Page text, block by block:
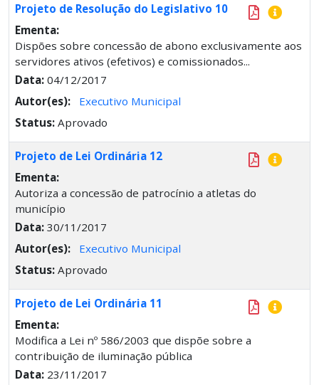
Projeto de Resolução do Legislativo 10
Ementa:
Dispões sobre concessão de abono exclusivamente aos
servidores ativos (efetivos) e comissionados...
Data: 04/12/2017
Autor(es):
Executivo Municipal
Status: Aprovado
Projeto de Lei Ordinária 12
Ementa:
Autoriza a concessão de patrocínio a atletas do
município
Data: 30/11/2017
Autor(es):
Executivo Municipal
Status: Aprovado
Projeto de Lei Ordinária 11
Ementa:
Modifica a Lei nº 586/2003 que dispõe sobre a
contribuição de iluminação pública
Data: 23/11/2017